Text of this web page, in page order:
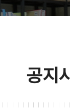
공지